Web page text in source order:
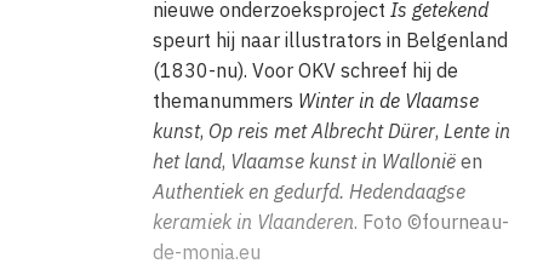
nieuwe onderzoeksproject Is getekend
speurt hij naar illustrators in Belgenland
(1830-nu). Voor OKV schreef hij de
themanummers Winter in de Vlaamse
kunst, Op reis met Albrecht Dürer, Lente in
het land, Vlaamse kunst in Wallonië en
Authentiek en gedurfd. Hedendaagse
keramiek in Vlaanderen. Foto ©fourneau-
de-monia.eu